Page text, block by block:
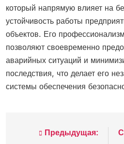
который напрямую влияет на
устойчивость работы
объектов. Его
позволяют своевременно
аварийных ситуаций и
последствия, что делает его
системы обеспечения
Навигация
Предыдущая: